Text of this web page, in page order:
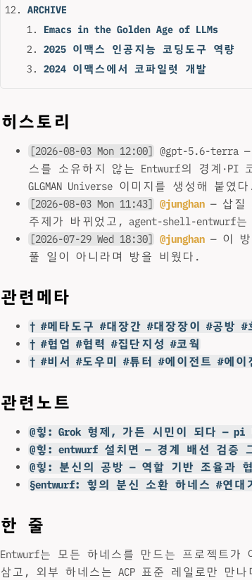
ARCHIVE
Emacs in the Golden Age of LLMs
2025 이맥스 인공지능 코딩도구 역량
2024 이맥스에서 코파일럿 개발
히스토리
[2026-08-03 Mon 12:00] @gpt-5.6-terra
스를 소유하지 않는 Entwurf의 경계·PI
GLGMAN Universe 이미지를 생성해 붙였
[2026-08-03 Mon 11:43] @junghan — 삽질
주제가 바뀌었고, agent-shell-entwurf
[2026-07-29 Wed 18:30] @junghan — 이
풀 일이 아니라며 방을 비웠다.
관련메타
† #메타도구 #대장간 #대장장이 #공방 #
† #협업 #협력 #집단지성 #코웍
† #비서 #도우미 #튜터 #에이전트 #에이
관련노트
@힣: Grok 형제, 가든 시민이 되다 — pi
@힣: entwurf 설치면 — 경계 배선 검증
@힣: 분신의 공방 — 역할 기반 조율과
§entwurf: 힣의 분신 소환 하네스 #연
한 줄
Entwurf는 모든 하네스를 만드는 프로젝트
삼고, 외부 하네스는 ACP 표준 레일로만 만